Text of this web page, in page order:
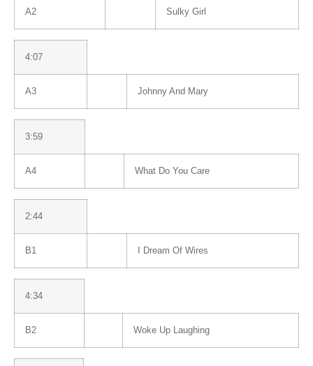
A2 Sulky Girl
4:07
A3 Johnny And Mary
3:59
A4 What Do You Care
2:44
B1 I Dream Of Wires
4:34
B2 Woke Up Laughing